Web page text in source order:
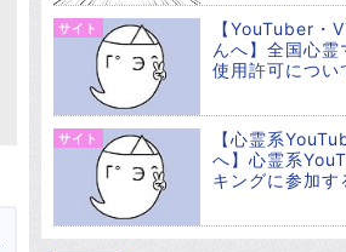
サイト
【YouTuber・
んへ】全国心霊
使用許可につい
サイト
【心霊系
へ】心霊系
キングに参加す